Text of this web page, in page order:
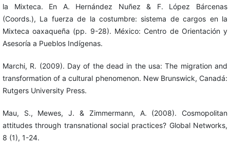
la Mixteca. En A. Hernández Nuñez & F. López Bárcenas
(Coords.), La fuerza de la costumbre: sistema de cargos en la
Mixteca oaxaqueña (pp. 9-28). México: Centro de Orientación y
Asesoría a Pueblos Indígenas.
Marchi, R. (2009). Day of the dead in the usa: The migration and
transformation of a cultural phenomenon. New Brunswick, Canadá:
Rutgers University Press.
Mau, S., Mewes, J. & Zimmermann, A. (2008). Cosmopolitan
attitudes through transnational social practices? Global Networks,
8 (1), 1-24.